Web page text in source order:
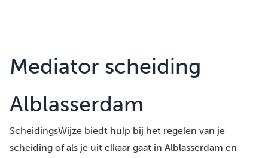
Mediator scheiding
Alblasserdam
ScheidingsWijze biedt hulp bij het regelen van je
scheiding of als je uit elkaar gaat in Alblasserdam en